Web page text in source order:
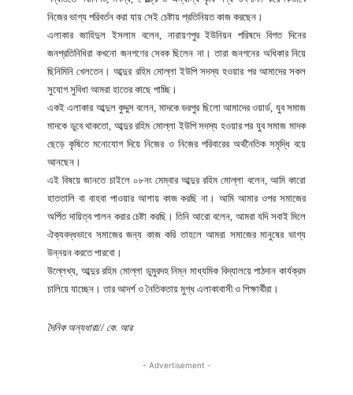
নিজের ভাগ্য পরিবর্তন করা যায় সেই চেষ্টায় প্রতিনিয়ত কাজ করছেন।
এলাকার জাহিদুল ইসলাম বলেন, নারায়ণপুর ইউনিয়ন পরিষদে বিগত দিনের
জনপ্রতিনিধিরা কখনো জনগণের সেবক ছিলেন না। তারা জনগনের অধিকার নিয়ে
ছিনিমিনি খেলতেন। আব্দুর রহিম মোল্লা ইউপি সদস্য হওয়ার পর আমাদের সকল
সুযোগ সুবিধা আমরা হাতের কাছে পাচ্ছি।
একই এলাকার আব্দুল কুদ্দুস বলেন, মাদকে ভরপুর ছিলো আমাদের ওয়ার্ড, যুব সমাজ
মাদকে ডুবে থাকতো, আব্দুর রহিম মোল্লা ইউপি সদস্য হওয়ার পর যুব সমাজ মাদক
ছেড়ে কৃষিতে মনোযোগ দিয়ে নিজের ও নিজের পরিবারের অর্থনৈতিক সমৃদ্ধি বয়ে
আনছেন।
এই বিষয়ে জানতে চাইলে ০৮নং মেম্বার আব্দুর রহিম মোল্লা বলেন, আমি কারো
হাততালি বা বাহবা পাওয়ার আশায় কাজ করছি না। আমি আমার ওপর সমাজের
অর্পিত দায়িত্ব পালন করার চেষ্টা করছি। তিনি আরো বলেন, আমরা যদি সবাই মিলে
ঐক্যবদ্ধভাবে সমাজের জন্য কাজ করি তাহলে আমরা সমাজের মানুষের ভাগ্য
উন্নয়ন করতে পারবো।
উল্লেখ্য, আব্দুর রহিম মোল্লা ডুমুরদহ নিম্ন মাধ্যমিক বিদ্যালয়ে পাঠদান কার্যক্রম
চালিয়ে যাচ্ছেন। তার আদর্শ ও নৈতিকতায় মুগ্ধ এলাকাবাসী ও শিক্ষার্থীরা।
দৈনিক অন্যধারা// কে. আর
- Advertisement -